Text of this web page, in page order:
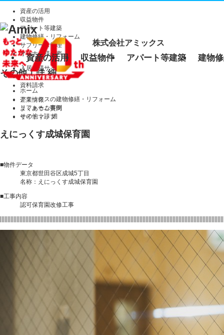
株式会社アミックス
資産の活用
収益物件
アパート等建築
建物修繕・リフォーム
サブリース管理
オーナー様の声
入居者様サイト
お問い合わせ
資料請求
企業情報
よくあるご質問
サイトマップ
資産の活用 収益物件 アパート等建築 建物
その他｜詳 細
ホーム
アミックスの建物修繕・リフォーム
リフォーム事例
その他｜詳 細
えにっくす成城保育園
■物件データ
東京都世田谷区成城5丁目
名称：えにっくす成城保育園
■工事内容
認可保育園改修工事